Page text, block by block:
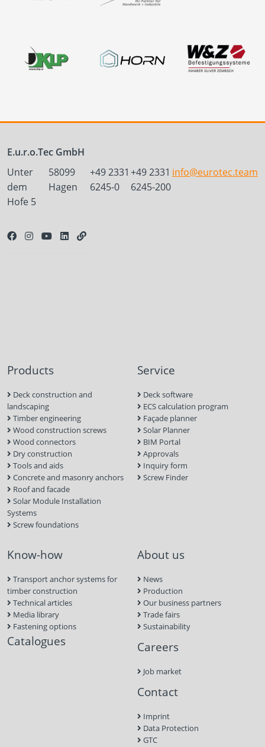
E.u.r.o.Tec GmbH
Unter
dem
Hofe 5
58099
Hagen
+49 2331
6245-0
+49 2331
6245-200
info@eurotec.team
Products
Deck construction and
landscaping
Timber engineering
Wood construction screws
Wood connectors
Dry construction
Tools and aids
Concrete and masonry anchors
Roof and facade
Solar Module Installation
Systems
Screw foundations
Service
Deck software
ECS calculation program
Façade planner
Solar Planner
BIM Portal
Approvals
Inquiry form
Screw Finder
Know-how
Transport anchor systems for
timber construction
Technical articles
Media library
Fastening options
Catalogues
About us
News
Production
Our business partners
Trade fairs
Sustainability
Careers
Job market
Contact
Imprint
Data Protection
GTC